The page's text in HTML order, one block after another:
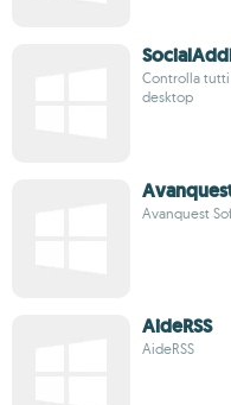
Controlla
desktop
Avanquest
AideRSS
AideRSS